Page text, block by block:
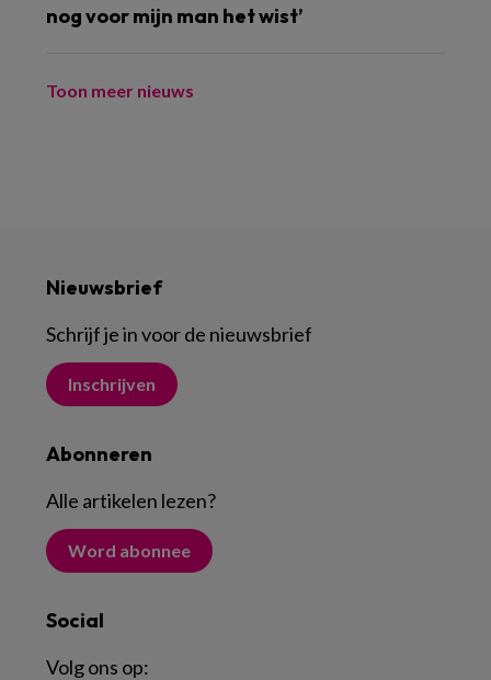
nog voor mijn man het wist’
Toon meer nieuws
Nieuwsbrief
Schrijf je in voor de nieuwsbrief
Inschrijven
Abonneren
Alle artikelen lezen?
Word abonnee
Social
Volg ons op: